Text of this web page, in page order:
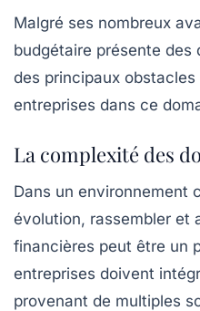
Malgré ses nombreux
budgétaire présente des
des principaux
entreprises dans ce
La complexité des
Dans un environnement
évolution, rassembler et
financières peut être un
entreprises doivent
provenant de multiples